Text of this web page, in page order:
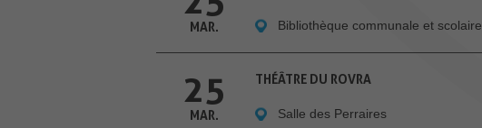
MAR. Bibliothèque communale et scolaire
25
MAR.
THÉÂTRE DU ROVRA
Salle des Perraires